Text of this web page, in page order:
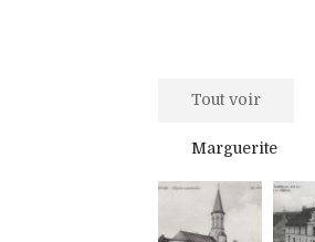
Tout voir
Marguerite